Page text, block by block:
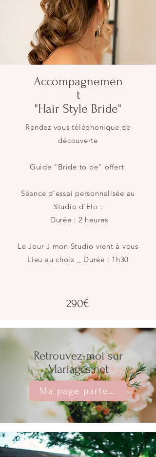
Accompagnemen
t
"Hair Style Bride"
Rendez vous téléphonique de
découverte
Guide "Bride to be" offert
Séance d’essai personnalisée au
Studio d'Elo :
Durée : 2 heures
Le Jour J mon Studio vient à vous
Lieu au choix _ Durée : 1h30
290€
Retrouvez-moi sur
Mariages.net
Ma page partenaire